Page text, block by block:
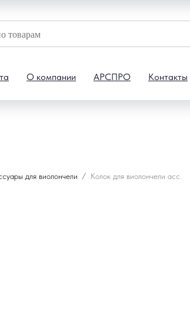
О компании АРСПРО Контакты
для виолончели Колок для виолончели асс.